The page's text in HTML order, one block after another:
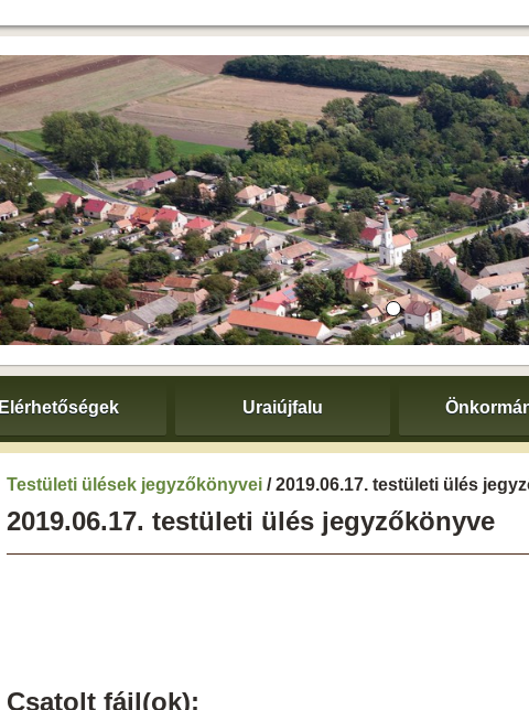
Elérhetőségek Uraiújfalu
Testületi ülések jegyzőkönyvei / 2019.06.17. testületi ülés
2019.06.17. testületi ülés jegyzőkönyve
Csatolt fájl(ok):